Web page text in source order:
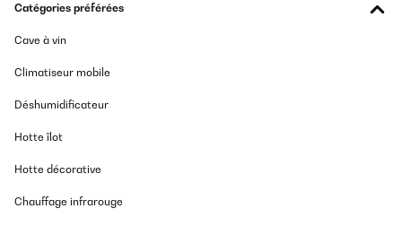
Parfaite et efficace mais mériterait une poignée rétractable plus
Catégories préférées
Cave à vin
Climatiseur mobile
Déshumidificateur
Hotte îlot
Hotte décorative
Chauffage infrarouge